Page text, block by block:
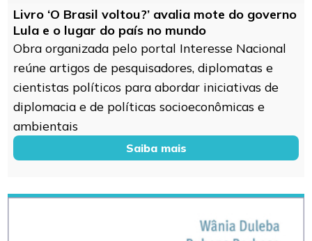
Livro ‘O Brasil voltou?’ avalia mote do governo
Lula e o lugar do país no mundo
Obra organizada pelo portal Interesse Nacional
reúne artigos de pesquisadores, diplomatas e
cientistas políticos para abordar iniciativas de
diplomacia e de políticas socioeconômicas e
ambientais
Saiba mais